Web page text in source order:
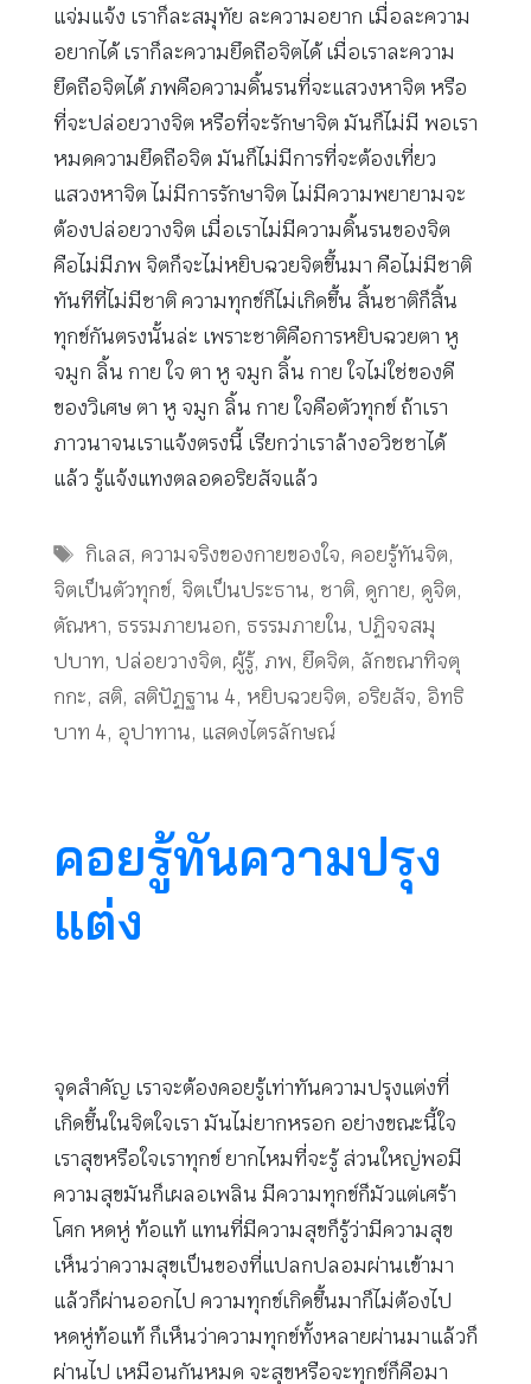
แจ่มแจ้ง เราก็ละสมุทัย ละความอยาก เมื่อละความ
อยากได้ เราก็ละความยึดถือจิตได้ เมื่อเราละความ
ยึดถือจิตได้ ภพคือความดิ้นรนที่จะแสวงหาจิต หรือ
ที่จะปล่อยวางจิต หรือที่จะรักษาจิต มันก็ไม่มี พอเรา
หมดความยึดถือจิต มันก็ไม่มีการที่จะต้องเที่ยว
แสวงหาจิต ไม่มีการรักษาจิต ไม่มีความพยายามจะ
ต้องปล่อยวางจิต เมื่อเราไม่มีความดิ้นรนของจิต
คือไม่มีภพ จิตก็จะไม่หยิบฉวยจิตขึ้นมา คือไม่มีชาติ
ทันทีที่ไม่มีชาติ ความทุกข์ก็ไม่เกิดขึ้น สิ้นชาติก็สิ้น
ทุกข์กันตรงนั้นล่ะ เพราะชาติคือการหยิบฉวยตา หู
จมูก ลิ้น กาย ใจ ตา หู จมูก ลิ้น กาย ใจไม่ใช่ของดี
ของวิเศษ ตา หู จมูก ลิ้น กาย ใจคือตัวทุกข์ ถ้าเรา
ภาวนาจนเราแจ้งตรงนี้ เรียกว่าเราล้างอวิชชาได้
แล้ว รู้แจ้งแทงตลอดอริยสัจแล้ว
Tags
กิเลส,ความจริงของกายของใจ,คอยรู้ทันจิต,
จิตเป็นตัวทุกข์, จิตเป็นประธาน, ชาติ, ดูกาย, ดูจิต,
ตัณหา, ธรรมภายนอก, ธรรมภายใน, ปฏิจจสมุ
ปบาท, ปล่อยวางจิต, ผู้รู้, ภพ, ยึดจิต, ลักขณาทิจตุ
กกะ, สติ, สติปัฏฐาน 4, หยิบฉวยจิต, อริยสัจ, อิทธิ
บาท 4, อุปาทาน, แสดงไตรลักษณ์
คอยรู้ทันความปรุง
แต่ง
จุดสำคัญ เราจะต้องคอยรู้เท่าทันความปรุงแต่งที่
เกิดขึ้นในจิตใจเรา มันไม่ยากหรอก อย่างขณะนี้ใจ
เราสุขหรือใจเราทุกข์ ยากไหมที่จะรู้ ส่วนใหญ่พอมี
ความสุขมันก็เผลอเพลิน มีความทุกข์ก็มัวแต่เศร้า
โศก หดหู่ ท้อแท้ แทนที่มีความสุขก็รู้ว่ามีความสุข
เห็นว่าความสุขเป็นของที่แปลกปลอมผ่านเข้ามา
แล้วก็ผ่านออกไป ความทุกข์เกิดขึ้นมาก็ไม่ต้องไป
หดหู่ท้อแท้ ก็เห็นว่าความทุกข์ทั้งหลายผ่านมาแล้วก็
ผ่านไป เหมือนกันหมด จะสุขหรือจะทุกข์ก็คือมา